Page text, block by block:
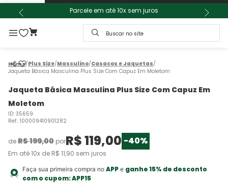
Parcele em até 10x sem juros
Buscar no site
Plus Size Masculino Casacos e Jaquetas
Jaqueta Básica Masculina Plus Size Com Capuz Em Moletom
Jaqueta Básica Masculina Plus Size Com Capuz Em
Moletom
ID: 35659
Ref.: 100009410901282
deR$199,00 porR$119,00 -40%
Em até10x de R$ 11,90 sem juros
Faça sua primeira compra no APPe ganhe 15% de desconto
com o cupom:APP15